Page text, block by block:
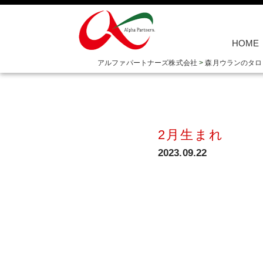
HOME
アルファパートナーズ株式会社 >森月ウランのタ
2月生まれ
2023.09.22